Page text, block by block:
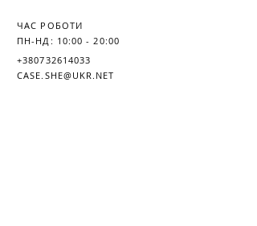
ЧАС РОБОТИ
ПН-НД: 10:00 - 20:00
+380732614033
CASE.SHE@UKR.NET